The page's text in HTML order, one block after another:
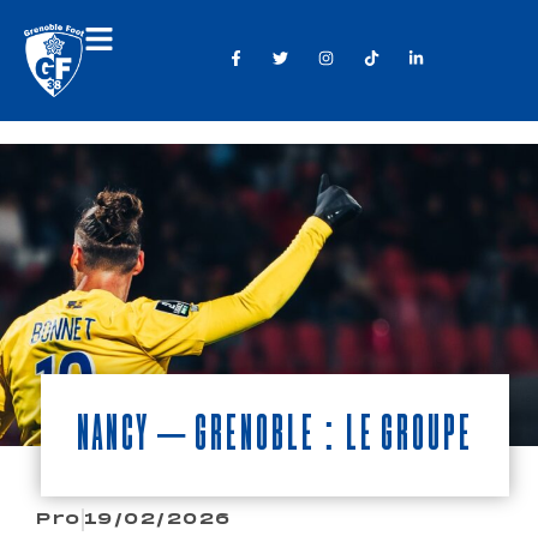
Nancy – Grenoble : Le Groupe
Pro 19/02/2026